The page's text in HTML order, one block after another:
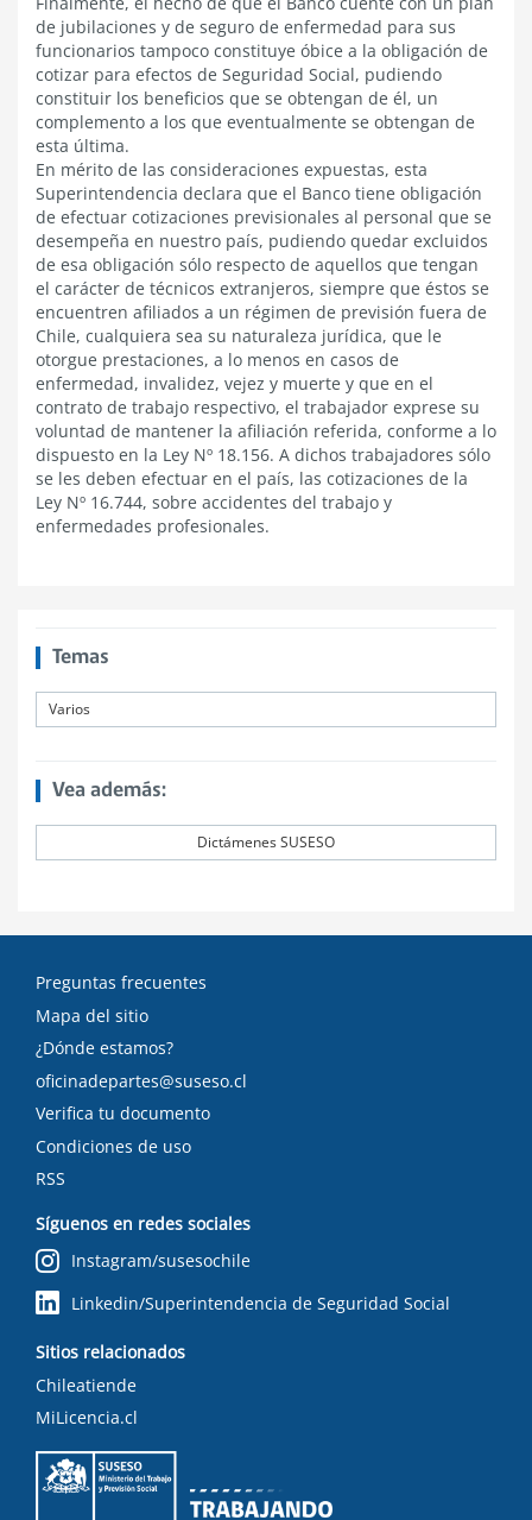
de jubilaciones y de seguro de enfermedad para sus
funcionarios tampoco constituye óbice a la obligación de
cotizar para efectos de Seguridad Social, pudiendo
constituir los beneficios que se obtengan de él, un
complemento a los que eventualmente se obtengan de
esta última.
En mérito de las consideraciones expuestas, esta
Superintendencia declara que el Banco tiene obligación
de efectuar cotizaciones previsionales al personal que se
desempeña en nuestro país, pudiendo quedar excluidos
de esa obligación sólo respecto de aquellos que tengan
el carácter de técnicos extranjeros, siempre que éstos se
encuentren afiliados a un régimen de previsión fuera de
Chile, cualquiera sea su naturaleza jurídica, que le
otorgue prestaciones, a lo menos en casos de
enfermedad, invalidez, vejez y muerte y que en el
contrato de trabajo respectivo, el trabajador exprese su
voluntad de mantener la afiliación referida, conforme a lo
dispuesto en la Ley Nº 18.156. A dichos trabajadores sólo
se les deben efectuar en el país, las cotizaciones de la
Ley Nº 16.744, sobre accidentes del trabajo y
enfermedades profesionales.
Temas
Varios
Vea además:
Dictámenes SUSESO
Preguntas frecuentes
Mapa del sitio
¿Dónde estamos?
oficinadepartes@suseso.cl
Verifica tu documento
Condiciones de uso
RSS
Síguenos en redes sociales
Instagram/susesochile
Linkedin/Superintendencia de Seguridad Social
Sitios relacionados
Chileatiende
MiLicencia.cl